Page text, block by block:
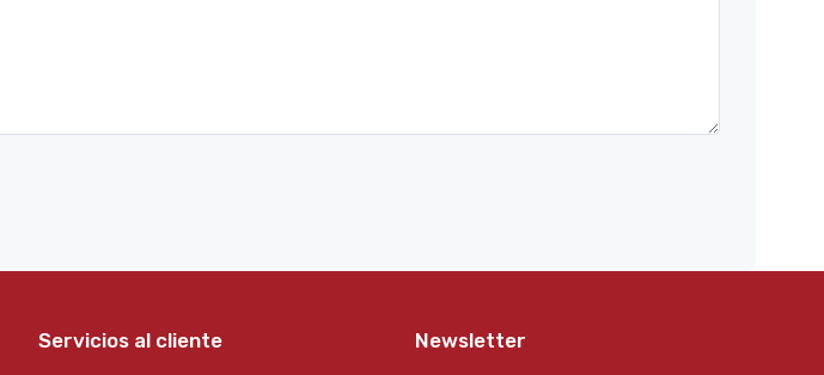
Servicios al cliente Newsletter